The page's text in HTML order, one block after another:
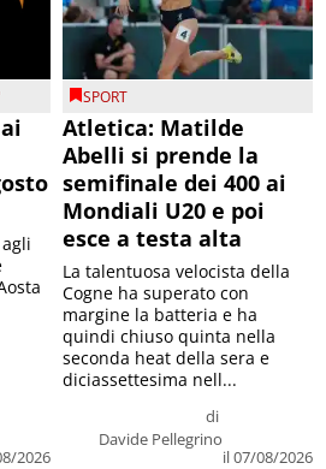
2026
SPORT
Atletica: Matilde
Abelli si prende la
semifinale dei 400 ai
Mondiali U20 e poi
esce a testa alta
di
Davide Pellegrino
il 07/08/2026
La talentuosa velocista della
Cogne ha superato con
margine la batteria e ha
quindi chiuso quinta nella
seconda heat della sera e
diciassettesima nell...